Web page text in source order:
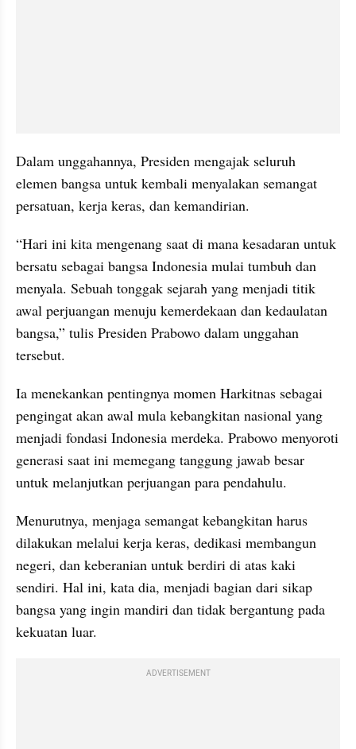
Dalam unggahannya, Presiden mengajak seluruh
elemen bangsa untuk kembali menyalakan semangat
persatuan, kerja keras, dan kemandirian.
“Hari ini kita mengenang saat di mana kesadaran untuk
bersatu sebagai bangsa Indonesia mulai tumbuh dan
menyala. Sebuah tonggak sejarah yang menjadi titik
awal perjuangan menuju kemerdekaan dan kedaulatan
bangsa,” tulis Presiden Prabowo dalam unggahan
tersebut.
Ia menekankan pentingnya momen Harkitnas sebagai
pengingat akan awal mula kebangkitan nasional yang
menjadi fondasi Indonesia merdeka. Prabowo menyoroti
generasi saat ini memegang tanggung jawab besar
untuk melanjutkan perjuangan para pendahulu.
Menurutnya, menjaga semangat kebangkitan harus
dilakukan melalui kerja keras, dedikasi membangun
negeri, dan keberanian untuk berdiri di atas kaki
sendiri. Hal ini, kata dia, menjadi bagian dari sikap
bangsa yang ingin mandiri dan tidak bergantung pada
kekuatan luar.
ADVERTISEMENT